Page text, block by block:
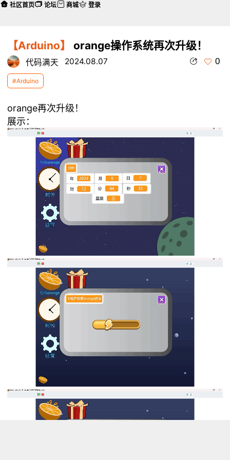
【Arduino】 orange操作系统再次升级！
代码满天 2024.08.07 0
#Arduino
orange再次升级！
展示：
社区首页 论坛 商城 登录